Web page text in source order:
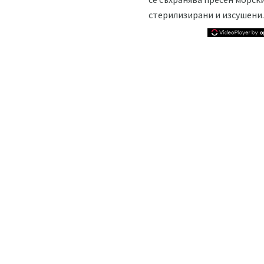
стерилизирани и изсушени.